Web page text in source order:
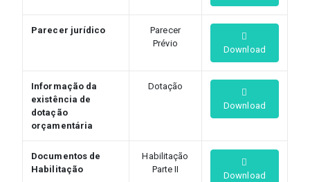
Parecer jurídico
Parecer
Prévio
Download
Informação da
existência de
dotação
orçamentária
Dotação
Download
Documentos de
Habilitação
Habilitação
Parte II
Download